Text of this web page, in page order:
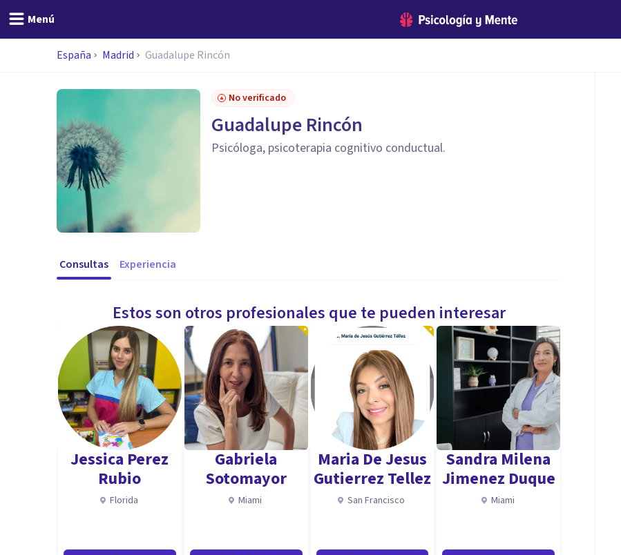
Menú
España Madrid Guadalupe Rincón
No verificado
Guadalupe Rincón
Psicóloga, psicoterapia cognitivo conductual.
Consultas Experiencia
Estos son otros profesionales que te pueden interesar
Jessica Perez
Rubio
Florida
Gabriela
Sotomayor
Miami
Maria De Jesus
Gutierrez Tellez
San Francisco
Sandra Milena
Jimenez Duque
Miami